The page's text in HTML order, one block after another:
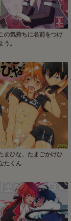
の気持ちに名前をつけ
う。
まひな、たまごかけひ
たくん